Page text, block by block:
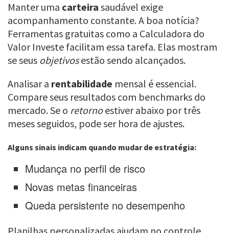
Manter uma carteira saudável exige
acompanhamento constante. A boa notícia?
Ferramentas gratuitas como a Calculadora do
Valor Investe facilitam essa tarefa. Elas mostram
se seus objetivosestão sendo alcançados.
Analisar a rentabilidade mensal é essencial.
Compare seus resultados com benchmarks do
mercado. Se o retornoestiver abaixo por três
meses seguidos, pode ser hora de ajustes.
Alguns sinais indicam quando mudar de estratégia:
Mudança no perfil de risco
Novas metas financeiras
Queda persistente no desempenho